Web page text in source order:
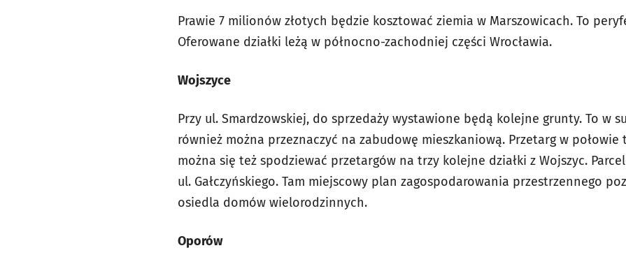
Prawie 7 milionów złotych będzie kosztować ziemia w Marszowicach. To
Oferowane działki leżą w północno-zachodniej części Wrocławia.
Wojszyce
Przy ul. Smardzowskiej, do sprzedaży wystawione będą kolejne grunty. To w
również można przeznaczyć na zabudowę mieszkaniową. Przetarg w połowie
można się też spodziewać przetargów na trzy kolejne działki z Wojszyc.
ul. Gałczyńskiego. Tam miejscowy plan zagospodarowania przestrzennego
osiedla domów wielorodzinnych.
Oporów